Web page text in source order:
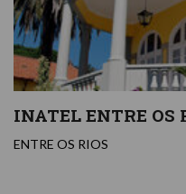
INATEL ENTRE OS
ENTRE OS RIOS